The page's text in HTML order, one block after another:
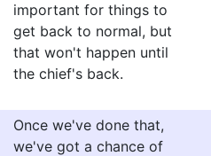
important for things to
get back to normal, but
that won't happen until
the chief's back.
Once we've done that,
we've got a chance of